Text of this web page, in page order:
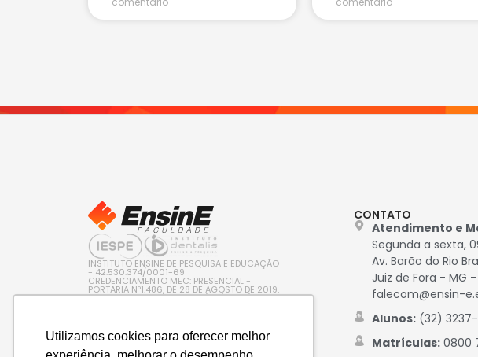
Utilizamos cookies para oferecer melhor
INSTITUTO ENSINE DE PESQUISA E EDUCAÇÃO
- 42.530.374/0001-69
CREDENCIAMENTO MEC: PRESENCIAL -
PORTARIA Nº1.486, DE 28 DE AGOSTO DE 2019,
PUBLICADA NO D.O.U. EM 29/08/2019 / EAD –
CONTATO
Atendimento e
Segunda a sexta,
Av. Barão do Rio
Juiz de Fora - MG
falecom@ensin-
Alunos:(32) 3237-
Matrículas:0800